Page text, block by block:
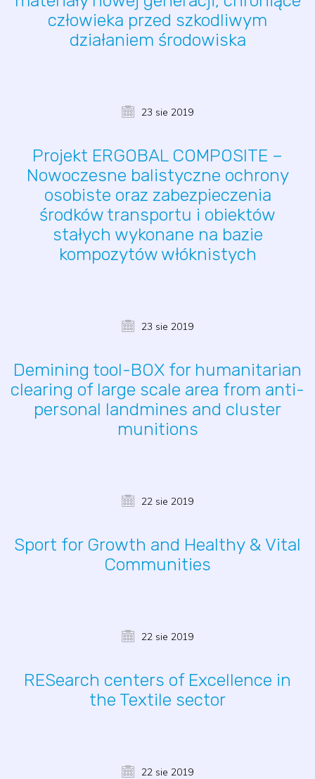
człowieka przed szkodliwym
działaniem środowiska
23 sie 2019
Projekt ERGOBAL COMPOSITE –
Nowoczesne balistyczne ochrony
osobiste oraz zabezpieczenia
środków transportu i obiektów
stałych wykonane na bazie
kompozytów włóknistych
23 sie 2019
Demining tool-BOX for humanitarian
clearing of large scale area from anti-
personal landmines and cluster
munitions
22 sie 2019
Sport for Growth and Healthy & Vital
Communities
22 sie 2019
RESearch centers of Excellence in
the Textile sector
22 sie 2019